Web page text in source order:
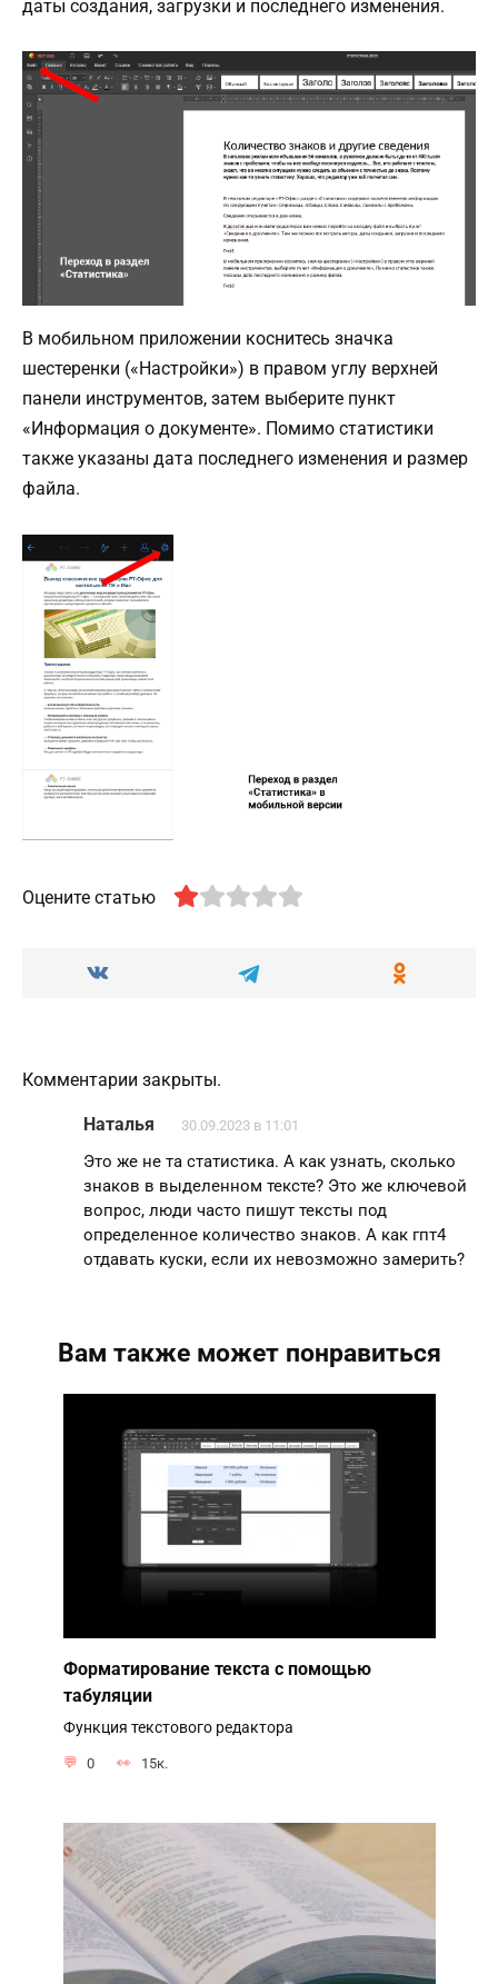
даты создания, загрузки и последнего изменения.
В мобильном приложении коснитесь значка
шестеренки («Настройки») в правом углу верхней
панели инструментов, затем выберите пункт
«Информация о документе». Помимо статистики
также указаны дата последнего изменения и размер
файла.
Оцените статью
Комментарии закрыты.
Наталья 30.09.2023 в 11:01
Это же не та статистика. А как узнать, сколько
знаков в выделенном тексте? Это же ключевой
вопрос, люди часто пишут тексты под
определенное количество знаков. А как гпт4
отдавать куски, если их невозможно замерить?
Вам также может понравиться
Форматирование текста с помощью
табуляции
Функция текстового редактора
0 15к.